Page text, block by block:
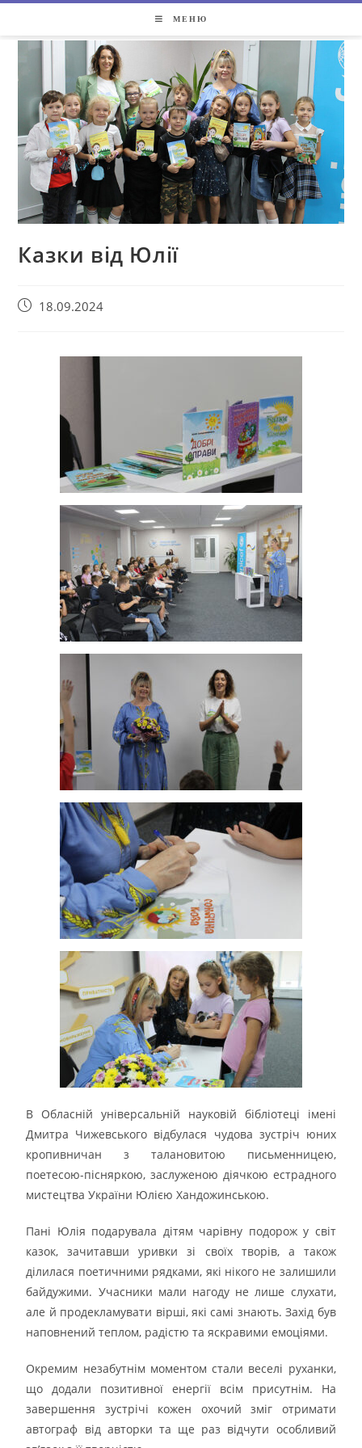
МЕНЮ
Казки від Юлії
18.09.2024
В Обласній універсальній науковій бібліотеці імені
Дмитра Чижевського відбулася чудова зустріч юних
кропивничан з талановитою письменницею,
поетесою-пісняркою, заслуженою діячкою естрадного
мистецтва України Юлією Хандожинською.
Пані Юлія подарувала дітям чарівну подорож у світ
казок, зачитавши уривки зі своїх творів, а також
ділилася поетичними рядками, які нікого не залишили
байдужими. Учасники мали нагоду не лише слухати,
але й продекламувати вірші, які самі знають. Захід був
наповнений теплом, радістю та яскравими емоціями.
Окремим незабутнім моментом стали веселі руханки,
що додали позитивної енергії всім присутнім. На
завершення зустрічі кожен охочий зміг отримати
автограф від авторки та ще раз відчути особливий